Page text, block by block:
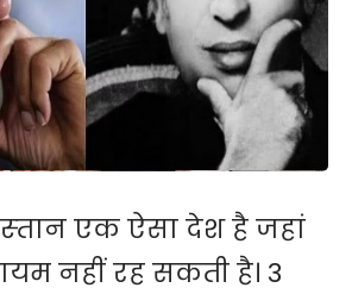
एक ऐसा देश है जहां
नहीं रह सकती है। 3